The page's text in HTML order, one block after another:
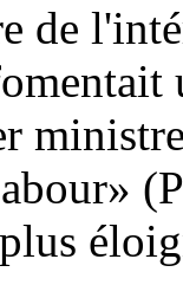
de